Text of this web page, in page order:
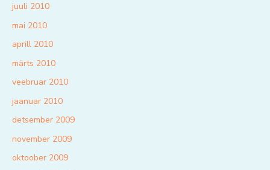
juuli 2010
mai 2010
aprill 2010
märts 2010
veebruar 2010
jaanuar 2010
detsember 2009
november 2009
oktoober 2009